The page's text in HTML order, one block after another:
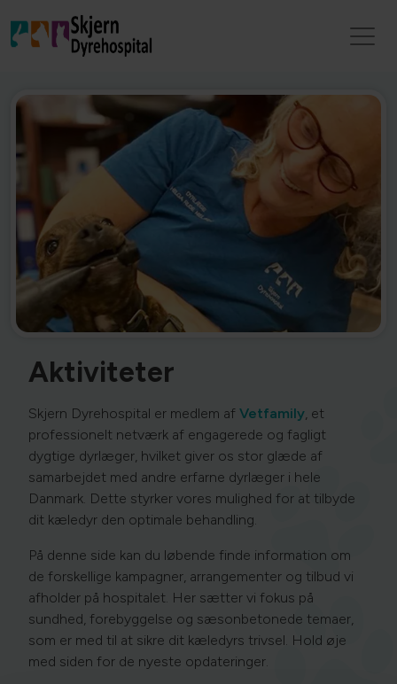
Aktiviteter
Skjern Dyrehospital er medlem af Vetfamily, et
professionelt netværk af engagerede og fagligt
dygtige dyrlæger, hvilket giver os stor glæde af
samarbejdet med andre erfarne dyrlæger i hele
Danmark. Dette styrker vores mulighed for at tilbyde
dit kæledyr den optimale behandling.
På denne side kan du løbende finde information om
de forskellige kampagner, arrangementer og tilbud vi
afholder på hospitalet. Her sætter vi fokus på
sundhed, forebyggelse og sæsonbetonede temaer,
som er med til at sikre dit kæledyrs trivsel. Hold øje
med siden for de nyeste opdateringer.